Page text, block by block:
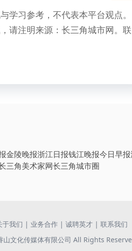
学习参考，不代表本平台观点。
请注明来源：长三角城市网。联
金陵晚报浙江日报钱江晚报今日早报
三角美术家网长三角城市圈
于我们 | 业务合作 | 诚聘英才 | 联系我们
文化传媒体有限公司 All Rights